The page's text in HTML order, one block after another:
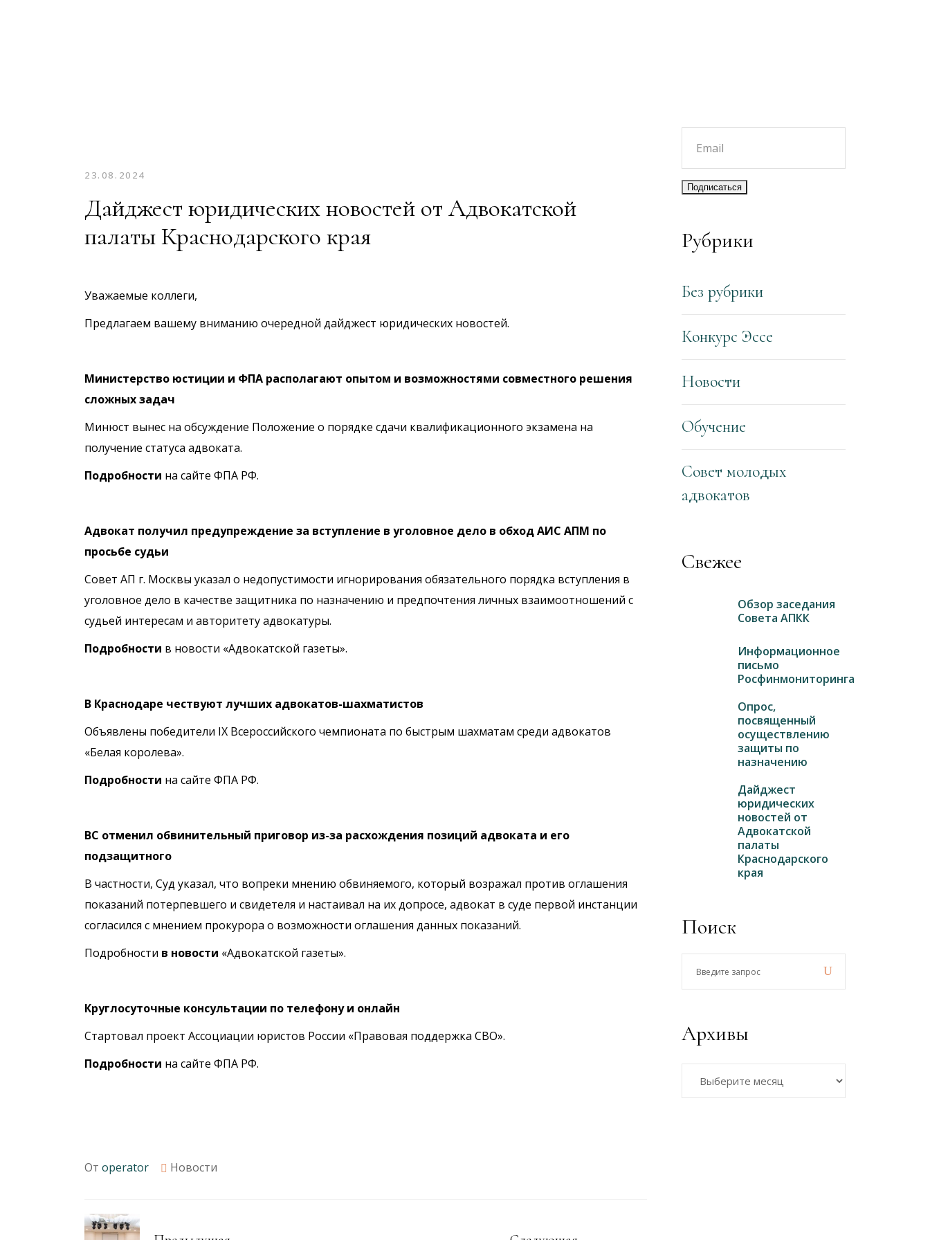
23.08.2024
Дайджест юридических новостей от Адвокатской
палаты Краснодарского края
Уважаемые коллеги,
Предлагаем вашему вниманию очередной дайджест юридических новостей.
Министерство юстиции и ФПА располагают опытом и возможностями совместного решения
сложных задач
Минюст вынес на обсуждение Положение о порядке сдачи квалификационного экзамена на
получение статуса адвоката.
Подробности на сайте ФПА РФ.
Адвокат получил предупреждение за вступление в уголовное дело в обход АИС АПМ по
просьбе судьи
Совет АП г. Москвы указал о недопустимости игнорирования обязательного порядка вступления в
уголовное дело в качестве защитника по назначению и предпочтения личных взаимоотношений с
судьей интересам и авторитету адвокатуры.
Подробности в новости «Адвокатской газеты».
В Краснодаре чествуют лучших адвокатов-шахматистов
Объявлены победители IX Всероссийского чемпионата по быстрым шахматам среди адвокатов
«Белая королева».
Подробности на сайте ФПА РФ.
ВС отменил обвинительный приговор из-за расхождения позиций адвоката и его
подзащитного
В частности, Суд указал, что вопреки мнению обвиняемого, который возражал против оглашения
показаний потерпевшего и свидетеля и настаивал на их допросе, адвокат в суде первой инстанции
согласился с мнением прокурора о возможности оглашения данных показаний.
Подробности в новости «Адвокатской газеты».
Круглосуточные консультации по телефону и онлайн
Стартовал проект Ассоциации юристов России «Правовая поддержка СВО».
Подробности на сайте ФПА РФ.
От operator Новости
Рубрики
Без рубрики
Конкурс Эссе
Новости
Обучение
Совет молодых
адвокатов
Свежее
Обзор заседания
Совета АПКК
Информационное
письмо
Росфинмониторинга
Опрос,
посвященный
осуществлению
защиты по
назначению
Дайджест
юридических
новостей от
Адвокатской
палаты
Краснодарского
края
Поиск
Архивы